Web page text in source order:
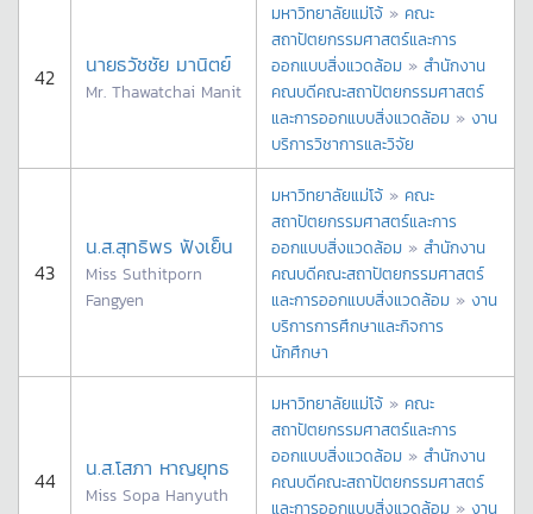
42 นายธวัชชัย มานิตย์
Mr. Thawatchai Manit
มหาวิทยาลัยแม่โจ้ » คณะ
สถาปัตยกรรมศาสตร์และการ
ออกแบบสิ่งแวดล้อม » สำนักงาน
คณบดีคณะสถาปัตยกรรมศาสตร์
และการออกแบบสิ่งแวดล้อม » งาน
บริการวิชาการและวิจัย
43
น.ส.สุทธิพร ฟังเย็น
Miss Suthitporn
Fangyen
มหาวิทยาลัยแม่โจ้ » คณะ
สถาปัตยกรรมศาสตร์และการ
ออกแบบสิ่งแวดล้อม » สำนักงาน
คณบดีคณะสถาปัตยกรรมศาสตร์
และการออกแบบสิ่งแวดล้อม » งาน
บริการการศึกษาและกิจการ
นักศึกษา
44 น.ส.โสภา หาญยุทธ
Miss Sopa Hanyuth
มหาวิทยาลัยแม่โจ้ » คณะ
สถาปัตยกรรมศาสตร์และการ
ออกแบบสิ่งแวดล้อม » สำนักงาน
คณบดีคณะสถาปัตยกรรมศาสตร์
และการออกแบบสิ่งแวดล้อม » งาน